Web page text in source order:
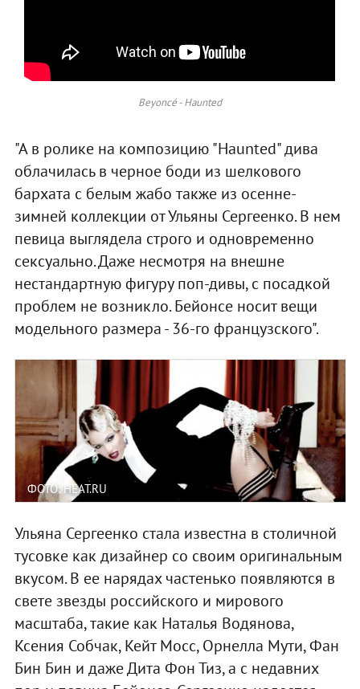
Beyoncé - Haunted
"А в ролике на композицию "Haunted" дива
облачилась в черное боди из шелкового
бархата с белым жабо также из осенне-
зимней коллекции от Ульяны Сергеенко. В нем
певица выглядела строго и одновременно
сексуально. Даже несмотря на внешне
нестандартную фигуру поп-дивы, с посадкой
проблем не возникло. Бейонсе носит вещи
модельного размера - 36-го французского".
ФОТО: HEAT.RU
Ульяна Сергеенко стала известна в столичной
тусовке как дизайнер со своим оригинальным
вкусом. В ее нарядах частенько появляются в
свете звезды российского и мирового
масштаба, такие как Наталья Водянова,
Ксения Собчак, Кейт Мосс, Орнелла Мути, Фан
Бин Бин и даже Дита Фон Тиз, а с недавних